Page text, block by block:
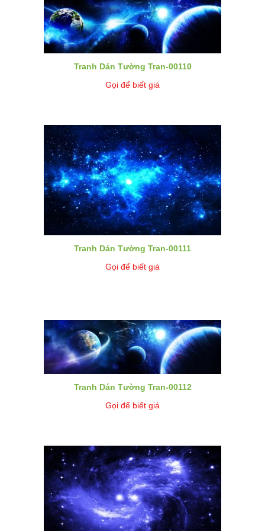
Tranh Dán Tường Tran-00110
Gọi để biết giá
Tranh Dán Tường Tran-00111
Gọi để biết giá
Tranh Dán Tường Tran-00112
Gọi để biết giá